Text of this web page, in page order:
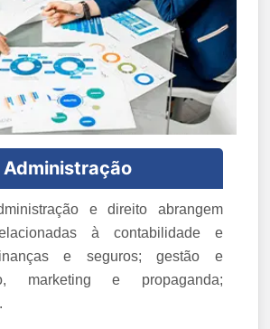
Administração
e direito abrangem
à contabilidade e
e seguros; gestão e
marketing e propaganda;